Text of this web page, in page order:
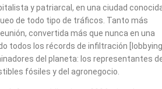
y patriarcal, en una ciudad
de todo tipo de tráficos. Tanto más
convertida más que nunca en una
todos los récords de infiltración
del planeta: los representantes
fósiles y del agronegocio.